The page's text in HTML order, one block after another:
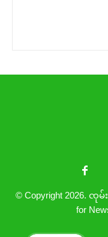
© Copyright 2026. ၸုမ်
for